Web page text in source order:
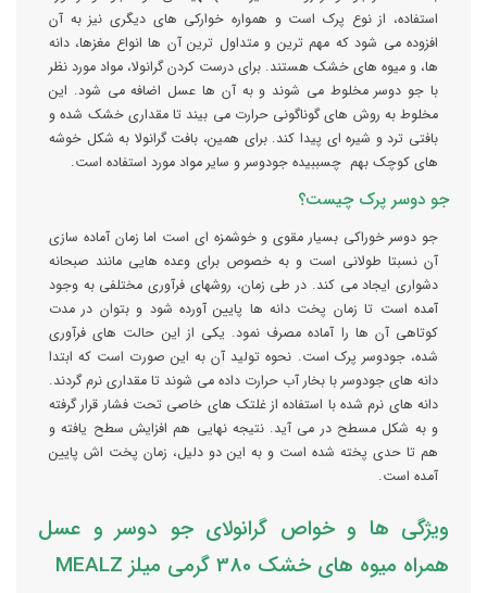
استفاده، از نوع پرک است و همواره خوارکی های دیگری نیز به آن
افزوده می شود که مهم ترین و متداول ترین آن ها انواع مغزها، دانه
ها، و میوه های خشک هستند. برای درست کردن گرانولا، مواد مورد نظر
با جو دوسر مخلوط می شوند و به آن ها عسل اضافه می شود. این
مخلوط به روش های گوناگونی حرارت می بیند تا مقداری خشک شده و
بافتی ترد و شیره ای پیدا کند. برای همین، بافت گرانولا به شکل خوشه
های کوچک بهم چسببیده جودوسر و سایر مواد مورد استفاده است.
جو دوسر پرک چیست؟
جو دوسر خوراکی بسیار مقوی و خوشمزه ای است اما زمان آماده سازی
آن نسبتا طولانی است و به خصوص برای وعده هایی مانند صبحانه
دشواری ایجاد می کند. در طی زمان، روشهای فرآوری مختلفی به وجود
آمده است تا زمان پخت دانه ها پایین آورده شود و بتوان در مدت
کوتاهی آن ها را آماده مصرف نمود. یکی از این حالت های فرآوری
شده، جودوسر پرک است. نحوه تولید آن به این صورت است که ابتدا
دانه های جودوسر با بخار آب حرارت داده می شوند تا مقداری نرم گردند.
دانه های نرم شده با استفاده از غلتک های خاصی تحت فشار قرار گرفته
و به شکل مسطح در می آید. نتیجه نهایی هم افزایش سطح یافته و
هم تا حدی پخته شده است و به این دو دلیل، زمان پخت اش پایین
آمده است.
ویژگی ها و خواص گرانولای جو دوسر و عسل
همراه میوه های خشک 380 گرمی میلز MEALZ